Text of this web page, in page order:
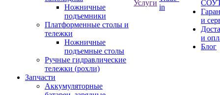
Ножничные
подъемники
Платформенные столы и
тележки
Ножничные
подъемные столы
Ручные гидравлические
тележки (рохли)
Запчасти
Аккумуляторные
Услуги
in
и
и
Блог